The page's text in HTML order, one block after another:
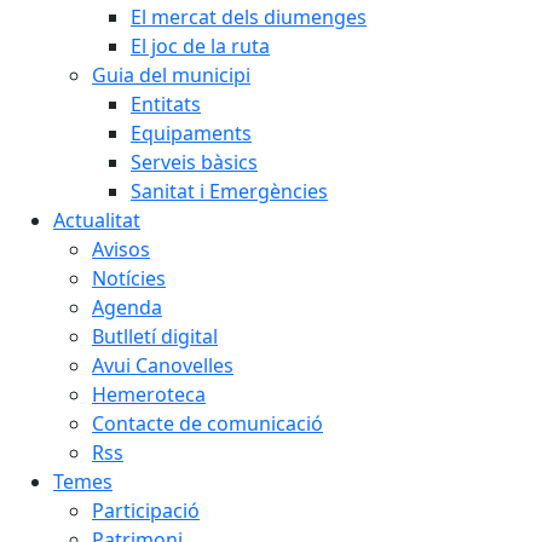
El mercat dels diumenges
El joc de la ruta
Guia del municipi
Entitats
Equipaments
Serveis bàsics
Sanitat i Emergències
Actualitat
Avisos
Notícies
Agenda
Butlletí digital
Avui Canovelles
Hemeroteca
Contacte de comunicació
Rss
Temes
Participació